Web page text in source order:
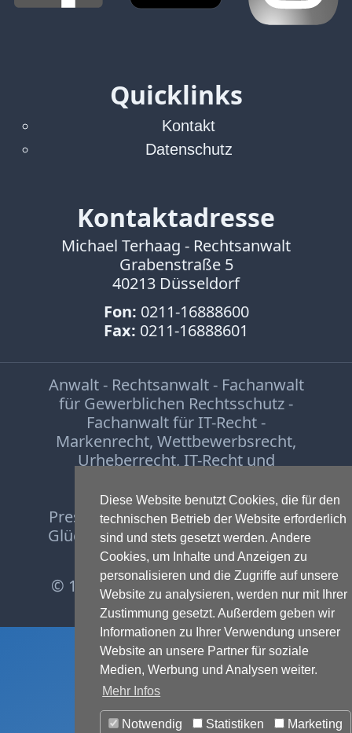
Diese Website benutzt Cookies, die für den
technischen Betrieb der Website erforderlich
sind und stets gesetzt werden. Andere
Cookies, um Inhalte und Anzeigen zu
personalisieren und die Zugriffe auf unsere
Website zu analysieren, werden nur mit Ihrer
Zustimmung gesetzt. Außerdem geben wir
Informationen zu Ihrer Verwendung unserer
Website an unsere Partner für soziale
Medien, Werbung und Analysen weiter.
Mehr Infos
Notwendig Statistiken Marketing
Urheberrecht
Werbung
Wettbewerbsrecht
Quicklinks
Kontakt
Datenschutz
Kontaktadresse
Michael Terhaag - Rechtsanwalt
Grabenstraße 5
40213 Düsseldorf
Fon: 0211-16888600
Fax: 0211-16888601
Anwalt - Rechtsanwalt - Fachanwalt
für Gewerblichen Rechtsschutz -
Fachanwalt für IT-Recht -
Markenrecht, Wettbewerbsrecht,
Urheberrecht, IT-Recht und
Designrecht,Medienrecht &
Presserecht,Datenschutzrechtund
Glücksspielrecht-Abmahnungund
Einstweilige Verfügung
© 1999-2026 - RA Michael Terhaag,
LL.M.